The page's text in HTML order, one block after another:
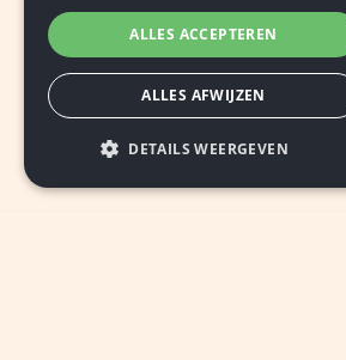
ALLES ACCEPTEREN
ALLES AFWIJZEN
DETAILS WEERGEVEN